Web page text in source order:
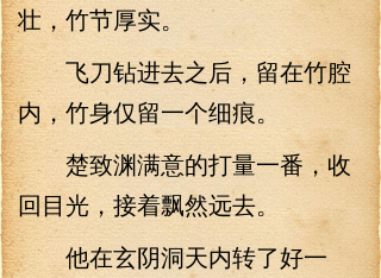
壮，竹节厚实。
飞刀钻进去之后，留在竹腔
内，竹身仅留一个细痕。
楚致渊满意的打量一番，收
回目光，接着飘然远去。
他在玄阴洞天内转了好一